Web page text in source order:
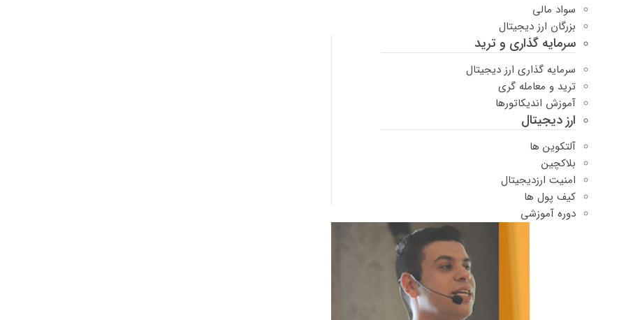
سواد مالی
بزرگان ارز دیجیتال
سرمایه گذاری و ترید
سرمایه گذاری ارز دیجیتال
ترید و معامله گری
آموزش اندیکاتورها
ارز دیجیتال
آلتکوین ها
بلاکچین
امنیت ارزدیجیتال
کیف پول ها
دوره‌ آموزشی